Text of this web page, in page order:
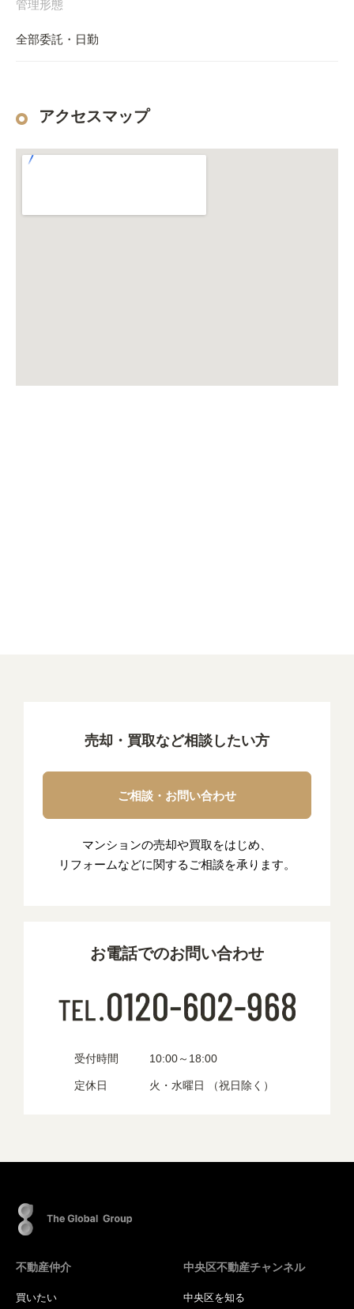
管理形態
全部委託・日勤
アクセスマップ
売却・買取など相談したい方
ご相談・お問い合わせ
マンションの売却や買取をはじめ、
リフォームなどに関するご相談を承ります。
お電話でのお問い合わせ
受付時間 10:00～18:00
定休日 火・水曜日 （祝日除く）
不動産仲介
買いたい
中央区不動産チャンネル
中央区を知る